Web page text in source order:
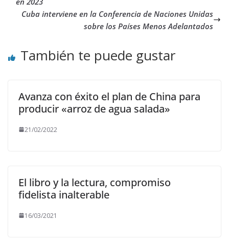
Cuba interviene en la Conferencia de Naciones Unidas
sobre los Países Menos Adelantados
También te puede gustar
Avanza con éxito el plan de China para
producir «arroz de agua salada»
21/02/2022
El libro y la lectura, compromiso
fidelista inalterable
16/03/2021